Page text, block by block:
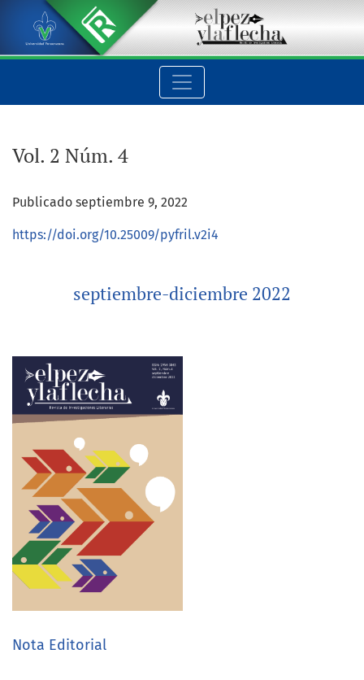
Vol. 2 Núm. 4: septiembre-diciembre 2022
Vol. 2 Núm. 4
Publicado septiembre 9, 2022
https://doi.org/10.25009/pyfril.v2i4
septiembre-diciembre 2022
Nota Editorial